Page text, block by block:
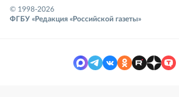
© 1998-2026
ФГБУ «Редакция «Российской газеты»